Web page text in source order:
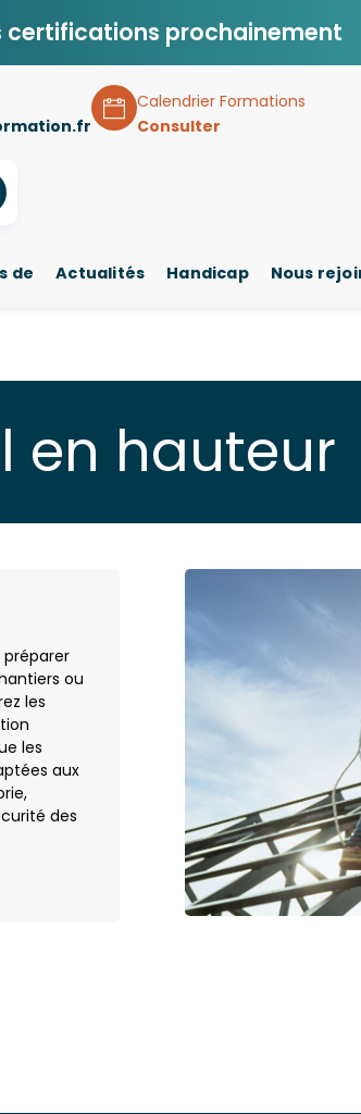
certifications prochainement
Calendrier Formations
Consulter
de Actualités Handicap Nous
en hauteur
ou
les
les
aux
des